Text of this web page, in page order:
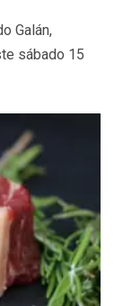
Galán,
sábado 15